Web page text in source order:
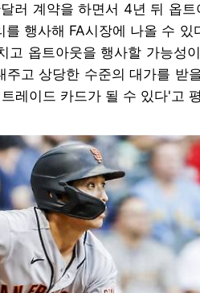
러 계약을 하면서 4년 뒤 옵트
행사해 FA시장에 나올 수 있
고 옵트아웃을 행사할 가능성
주고 상당한 수준의 대가를 받
레이드 카드가 될 수 있다'고